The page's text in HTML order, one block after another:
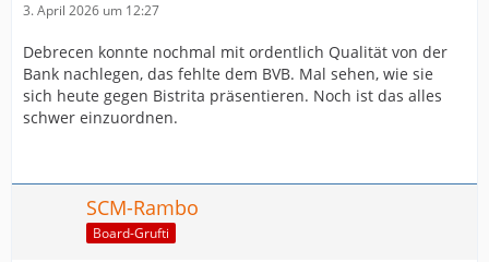
3. April 2026 um 12:27
Debrecen konnte nochmal mit ordentlich Qualität von der
Bank nachlegen, das fehlte dem BVB. Mal sehen, wie sie
sich heute gegen Bistrita präsentieren. Noch ist das alles
schwer einzuordnen.
SCM-Rambo
Board-Grufti